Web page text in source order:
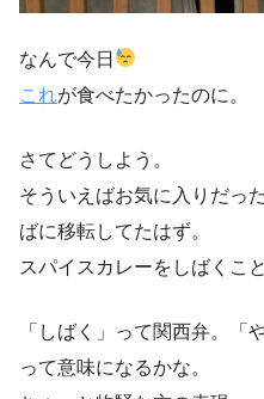
なんで今日
これが食べたかったのに。
さてどうしよう。
そういえばお気に入りだっ
ばに移転してたはず。
スパイスカレーをしばくこ
「しばく」って関西弁。「
って意味になるかな。